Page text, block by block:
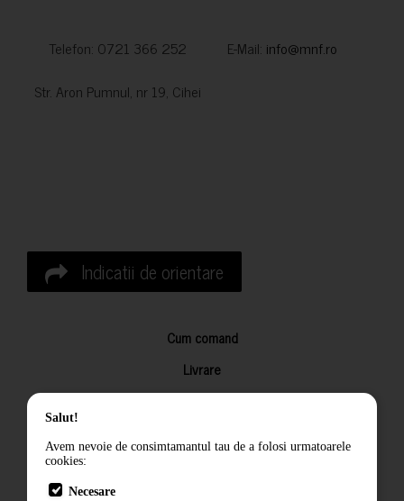
Telefon: 0721 366 252 E-Mail: info@mnf.ro
Str. Aron Pumnul, nr 19, Cihei
Indicatii de orientare
Cum comand
Livrare
Returnarea produselor
Salut!
Avem nevoie de consimtamantul tau de a folosi urmatoarele
cookies:
Necesare